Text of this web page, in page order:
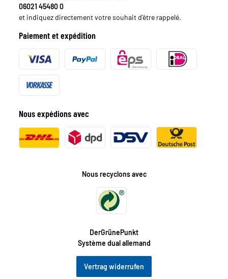
06021 45480 0
et indiquez directement votre souhait d'être rappelé.
Paiement et expédition
Nous expédions avec
Nous recyclons avec
DerGrünePunkt
Système dual allemand
Vertrag widerrufen